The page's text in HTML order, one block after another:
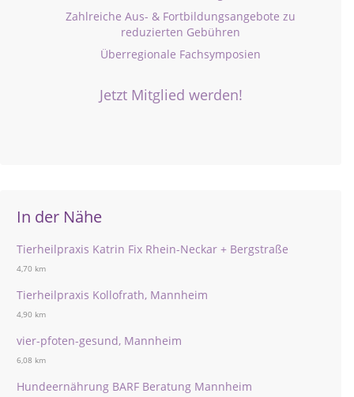
Zahlreiche Aus- & Fortbildungsangebote zu
reduzierten Gebühren
Überregionale Fachsymposien
Jetzt Mitglied werden!
In der Nähe
Tierheilpraxis Katrin Fix Rhein-Neckar + Bergstraße
4,70 km
Tierheilpraxis Kollofrath, Mannheim
4,90 km
vier-pfoten-gesund, Mannheim
6,08 km
Hundeernährung BARF Beratung Mannheim